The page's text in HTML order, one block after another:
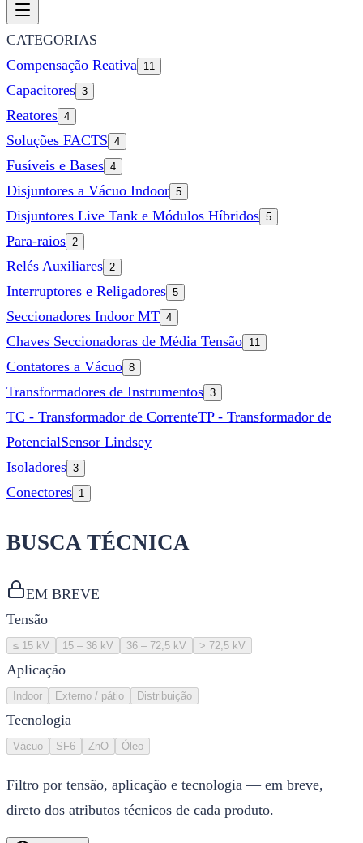
CATEGORIAS
Compensação Reativa 11
Capacitores 3
Reatores 4
Soluções FACTS 4
Fusíveis e Bases 4
Disjuntores a Vácuo Indoor 5
Disjuntores Live Tank e Módulos Híbridos 5
Para-raios 2
Relés Auxiliares 2
Interruptores e Religadores 5
Seccionadores Indoor MT 4
Chaves Seccionadoras de Média Tensão 11
Contatores a Vácuo 8
Transformadores de Instrumentos 3
TC - Transformador de CorrenteTP - Transformador de
PotencialSensor Lindsey
Isoladores 3
Conectores 1
BUSCA TÉCNICA
EM BREVE
Tensão
≤ 15 kV 15 – 36 kV 36 – 72,5 kV > 72,5 kV
Aplicação
Indoor Externo / pátio Distribuição
Tecnologia
Vácuo SF6 ZnO Óleo
Filtro por tensão, aplicação e tecnologia — em breve,
direto dos atributos técnicos de cada produto.